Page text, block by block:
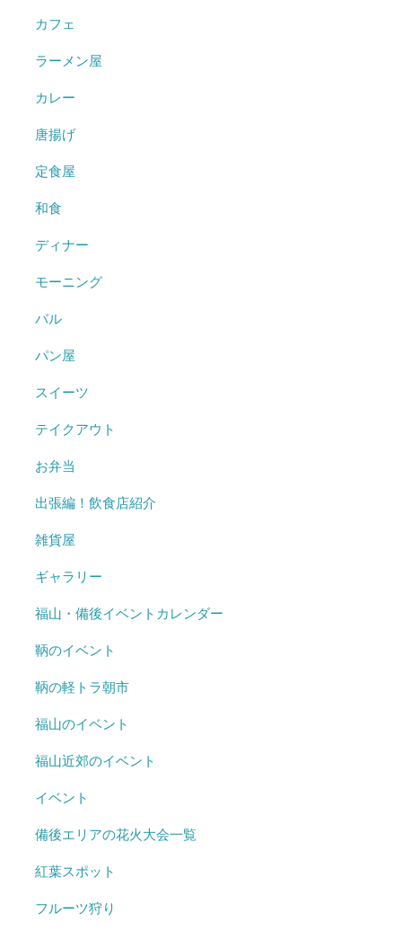
カフェ
ラーメン屋
カレー
唐揚げ
定食屋
和食
ディナー
モーニング
バル
パン屋
スイーツ
テイクアウト
お弁当
出張編！飲食店紹介
雑貨屋
ギャラリー
福山・備後イベントカレンダー
鞆のイベント
鞆の軽トラ朝市
福山のイベント
福山近郊のイベント
イベント
備後エリアの花火大会一覧
紅葉スポット
フルーツ狩り